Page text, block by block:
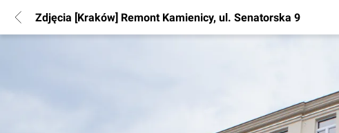
Zdjęcia [Kraków] Remont Kamienicy, ul. Senatorska 9